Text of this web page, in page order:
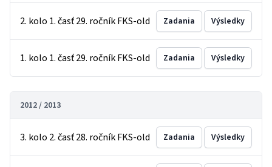
2. kolo 1. časť 29. ročník FKS-old Zadania Výsledky
1. kolo 1. časť 29. ročník FKS-old Zadania Výsledky
2012 / 2013
3. kolo 2. časť 28. ročník FKS-old Zadania Výsledky